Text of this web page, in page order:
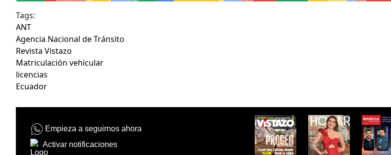
Tags:
ANT
Agencia Nacional de Tránsito
Revista Vistazo
Matriculación vehicular
licencias
Ecuador
Empieza a seguirnos ahora
Activar notificaciones